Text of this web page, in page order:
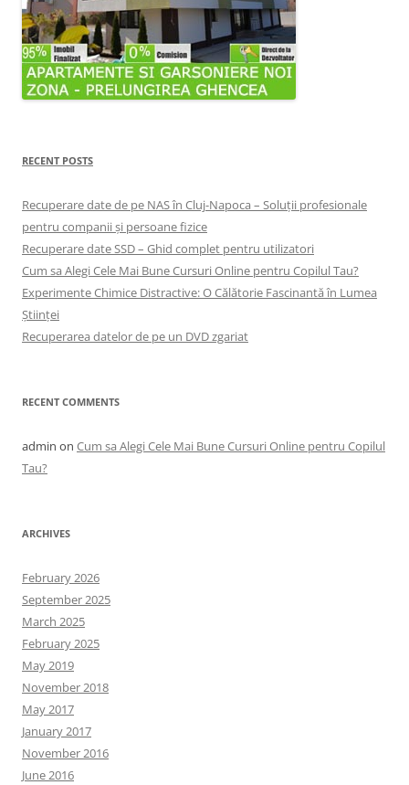
RECENT POSTS
Recuperare date de pe NAS în Cluj-Napoca – Soluții profesionale
pentru companii și persoane fizice
Recuperare date SSD – Ghid complet pentru utilizatori
Cum sa Alegi Cele Mai Bune Cursuri Online pentru Copilul Tau?
Experimente Chimice Distractive: O Călătorie Fascinantă în Lumea
Științei
Recuperarea datelor de pe un DVD zgariat
RECENT COMMENTS
admin on Cum sa Alegi Cele Mai Bune Cursuri Online pentru Copilul
Tau?
ARCHIVES
February 2026
September 2025
March 2025
February 2025
May 2019
November 2018
May 2017
January 2017
November 2016
June 2016